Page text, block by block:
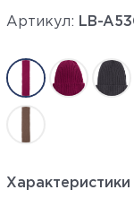
Артикул: LB-
Характеристики